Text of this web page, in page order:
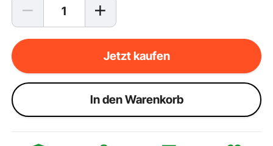
Jetzt kaufen
ln den Warenkorb